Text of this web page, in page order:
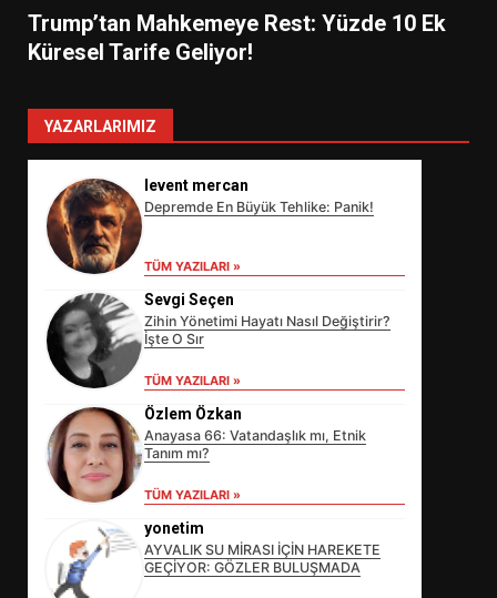
Trump’tan Mahkemeye Rest: Yüzde 10 Ek
Küresel Tarife Geliyor!
YAZARLARIMIZ
levent mercan
Depremde En Büyük Tehlike: Panik!
TÜM YAZILARI »
Sevgi Seçen
Zihin Yönetimi Hayatı Nasıl Değiştirir?
İşte O Sır
TÜM YAZILARI »
Özlem Özkan
Anayasa 66: Vatandaşlık mı, Etnik
Tanım mı?
TÜM YAZILARI »
yonetim
AYVALIK SU MİRASI İÇİN HAREKETE
GEÇİYOR: GÖZLER BULUŞMADA
SÜRDÜRÜLEBİLİRLİKTE NE
DEĞİŞECEK?